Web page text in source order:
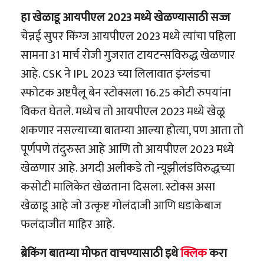
हा खेळाडू आयपीएल 2023 मध्ये खेळण्यासाठी सज्ज
चेन्नई सुपर किंग्ज आयपीएल 2023 मध्ये त्यांचा पहिला
सामना 31 मार्च रोजी गुजरात टायटन्सविरुद्ध खेळणार
आहे. CSK ने IPL 2023 च्या लिलावात इंग्लंडचा
स्फोटक अष्टपैलू बेन स्टोक्सला 16.25 कोटी रुपयांना
विकत घेतले. मध्येच तो आयपीएल 2023 मध्ये खेळू
शकणार नसल्याच्या बातम्या आल्या होत्या, पण आता तो
पूर्णपणे तंदुरुस्त आहे आणि तो आयपीएल 2023 मध्ये
खेळणार आहे. अगदी अलीकडे तो न्यूझीलंडविरुद्धच्या
कसोटी मालिकेत खेळताना दिसला. स्टोक्स असा
खेळाडू आहे जो उत्कृष्ट गोलंदाजी आणि धडाकेबाज
फलंदाजीत माहिर आहे.
ब्रेकिंग बातम्या मोफत वाचण्यासाठी इथेक्लिककरा